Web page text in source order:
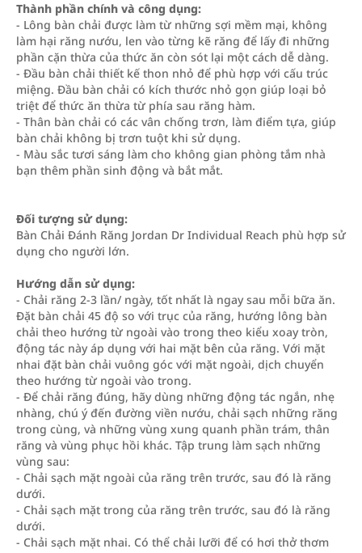
Thành phần chính và công dụng:
- Lông bàn chải được làm từ những sợi mềm mại, không
làm hại răng nướu, len vào từng kẽ răng để lấy đi những
phần cặn thừa của thức ăn còn sót lại một cách dễ dàng.
- Đầu bàn chải thiết kế thon nhỏ để phù hợp với cấu trúc
miệng. Đầu bàn chải có kích thước nhỏ gọn giúp loại bỏ
triệt để thức ăn thừa từ phía sau răng hàm.
- Thân bàn chải có các vân chống trơn, làm điểm tựa, giúp
bàn chải không bị trơn tuột khi sử dụng.
- Màu sắc tươi sáng làm cho không gian phòng tắm nhà
bạn thêm phần sinh động và bắt mắt.
Đối tượng sử dụng:
Bàn Chải Đánh Răng Jordan Dr Individual Reach phù hợp sử
dụng cho người lớn.
Hướng dẫn sử dụng:
- Chải răng 2-3 lần/ ngày, tốt nhất là ngay sau mỗi bữa ăn.
Đặt bàn chải 45 độ so với trục của răng, hướng lông bàn
chải theo hướng từ ngoài vào trong theo kiểu xoay tròn,
động tác này áp dụng với hai mặt bên của răng. Với mặt
nhai đặt bàn chải vuông góc với mặt ngoài, dịch chuyển
theo hướng từ ngoài vào trong.
- Để chải răng đúng, hãy dùng những động tác ngắn, nhẹ
nhàng, chú ý đến đường viền nướu, chải sạch những răng
trong cùng, và những vùng xung quanh phần trám, thân
răng và vùng phục hồi khác. Tập trung làm sạch những
vùng sau:
- Chải sạch mặt ngoài của răng trên trước, sau đó là răng
dưới.
- Chải sạch mặt trong của răng trên trước, sau đó là răng
dưới.
- Chải sạch mặt nhai. Có thể chải lưỡi để có hơi thở thơm